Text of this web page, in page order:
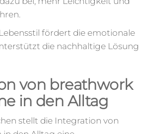
fördert die emotionale
die nachhaltige Lösung
von breathwork
in den Alltag
stellt die Integration von